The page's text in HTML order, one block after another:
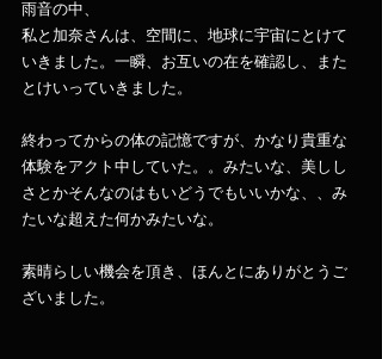
雨音の中、
私と加奈さんは、空間に、地球に宇宙にとけて
いきました。一瞬、お互いの在を確認し、また
とけいっていきました。
終わってからの体の記憶ですが、かなり貴重な
体験をアクト中していた。。みたいな、美しし
さとかそんなのはもいどうでもいいかな、、み
たいな超えた何かみたいな。
素晴らしい機会を頂き、ほんとにありがとうご
ざいました。